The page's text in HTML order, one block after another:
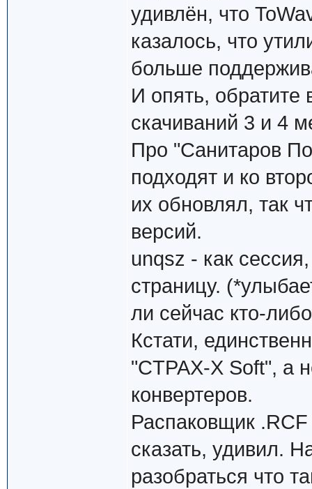
удивлён, что
казалось, что
больше
И опять, обратите
скачиваний 3 и 4
Про "Санитаров
подходят и ко
их обновлял, так
версий.
unqsz - как
страницу.
ли сейчас кто-
Кстати,
"CTPAX-X Soft", а
конвертеров.
Распаковщик .RCF
сказать, удивил.
разобраться что